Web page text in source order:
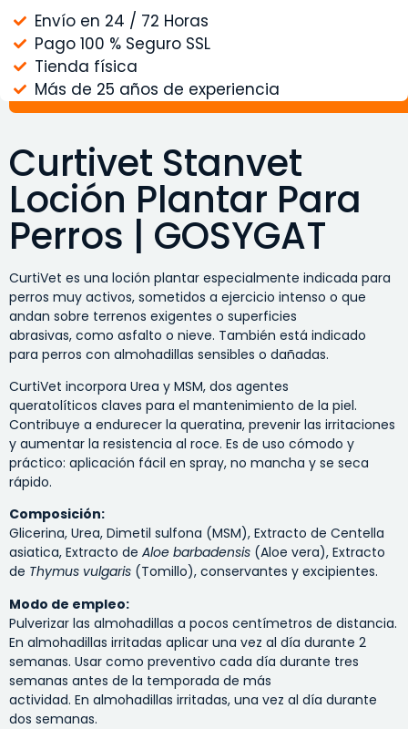
Envío en 24 / 72 Horas
Pago 100 % Seguro SSL
Tienda física
Más de 25 años de experiencia
Curtivet Stanvet
Loción Plantar Para
Perros | GOSYGAT
CurtiVet es una loción plantar especialmente indicada para
perros muy activos, sometidos a ejercicio intenso o que
andan sobre terrenos exigentes o superficies
abrasivas, como asfalto o nieve. También está indicado
para perros con almohadillas sensibles o dañadas.
CurtiVet incorpora Urea y MSM, dos agentes
queratolíticos claves para el mantenimiento de la piel.
Contribuye a endurecer la queratina, prevenir las irritaciones
y aumentar la resistencia al roce. Es de uso cómodo y
práctico: aplicación fácil en spray, no mancha y se seca
rápido.
Composición:
Glicerina, Urea, Dimetil sulfona (MSM), Extracto de Centella
asiatica, Extracto de Aloe barbadensis (Aloe vera), Extracto
de Thymus vulgaris (Tomillo), conservantes y excipientes.
Modo de empleo:
Pulverizar las almohadillas a pocos centímetros de distancia.
En almohadillas irritadas aplicar una vez al día durante 2
semanas. Usar como preventivo cada día durante tres
semanas antes de la temporada de más
actividad. En almohadillas irritadas, una vez al día durante
dos semanas.